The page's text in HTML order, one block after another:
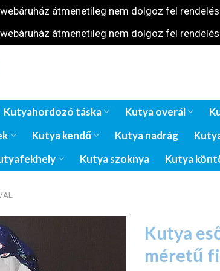
átmenetileg nem dolgoz fel
átmenetileg nem dolgoz fel
Kutyahordozó táska Kutya overál
Kutya kendő Kutya nadrág
Kutya szoknya Kutya
Kutya
méretű